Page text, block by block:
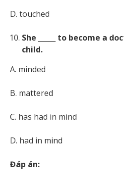
D. touched
She _____ to become a
child.
A. minded
B. mattered
C. has had in mind
D. had in mind
Đáp án: